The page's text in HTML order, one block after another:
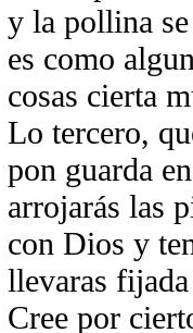
y la pollina
es como
cosas cierta
Lo tercero,
pon guarda
arrojarás las
con Dios y
llevaras
Cree por